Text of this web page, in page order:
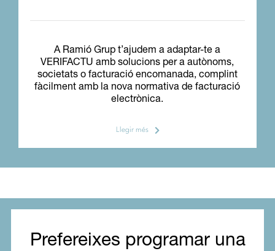
A Ramió Grup t’ajudem a adaptar-te a
VERIFACTU amb solucions per a autònoms,
societats o facturació encomanada, complint
fàcilment amb la nova normativa de facturació
electrònica.
Llegir més
Prefereixes programar una